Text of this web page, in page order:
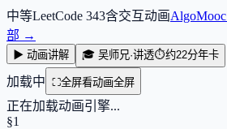
中等LeetCode 343含交互动画AlgoMooc
部 →
▶ 动画讲解 🎓 吴师兄·讲透⏱约22分年卡
加载中 ⛶全屏看动画全屏
正在加载动画引擎...
§1